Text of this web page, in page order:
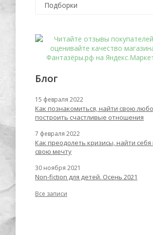
Успей купить
Подборки
Блог
15 февраля 2022
Как познакомиться, найти свою
построить счастливые отношения
7 февраля 2022
Как преодолеть кризисы, найти себя
свою мечту
30 ноября 2021
Non-fiction для детей. Осень 2021
Все записи